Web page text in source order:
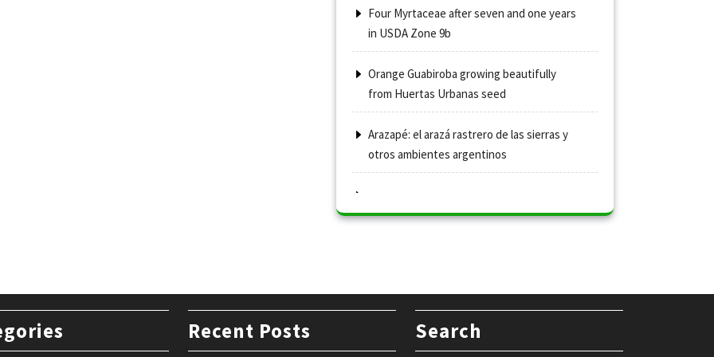
Four Myrtaceae after seven and one years
in USDA Zone 9b
Orange Guabiroba growing beautifully
from Huertas Urbanas seed
Arazapé: el arazá rastrero de las sierras y
otros ambientes argentinos
Recent Posts Search